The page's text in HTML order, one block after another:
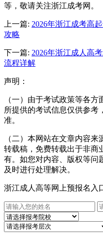
等，敬请关注浙江成考网。
上一篇: 2026年浙江成考高
攻略
下一篇: 2026年浙江成人高
流程详解
声明：
（一）由于考试政策等各
所提供的考试信息仅供参考
准。
（二）本网站在文章内容
转载稿，免费转载出于非商
有。如您对内容、版权等问
及时进行处理解决。
浙江成人高等网上预报名入